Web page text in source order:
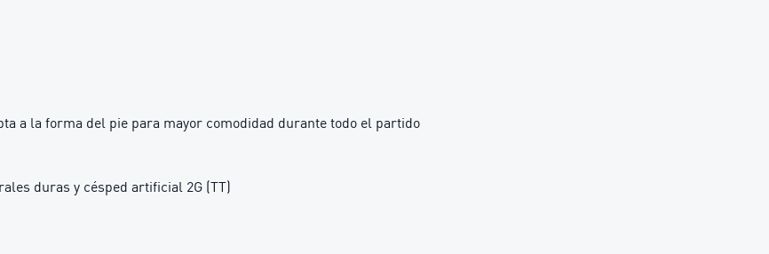
a la forma del pie para mayor comodidad durante todo el partido
duras y césped artificial 2G (TT)